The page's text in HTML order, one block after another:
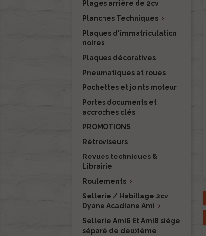
Plages arrière de 2cv
Planches Techniques 
Plaques d'immatriculation
noires
Plaques décoratives
Pneumatiques et roues
Pochettes et joints moteur
Portes documents et
accroches clés
PROMOTIONS
Rétroviseurs
Revues techniques &
Librairie
Roulements 
Sellerie / Habillage 2cv
Dyane Acadiane Ami 
Sellerie Ami6 Et Ami8 siège
séparé de deuxième